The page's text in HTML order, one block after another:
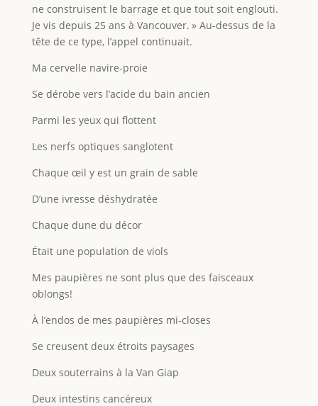
ne construisent le barrage et que tout soit englouti.
Je vis depuis 25 ans à Vancouver. » Au-dessus de la
tête de ce type, l’appel continuait.
Ma cervelle navire-proie
Se dérobe vers l’acide du bain ancien
Parmi les yeux qui flottent
Les nerfs optiques sanglotent
Chaque œil y est un grain de sable
D’une ivresse déshydratée
Chaque dune du décor
Était une population de viols
Mes paupières ne sont plus que des faisceaux
oblongs!
À l’endos de mes paupières mi-closes
Se creusent deux étroits paysages
Deux souterrains à la Van Giap
Deux intestins cancéreux